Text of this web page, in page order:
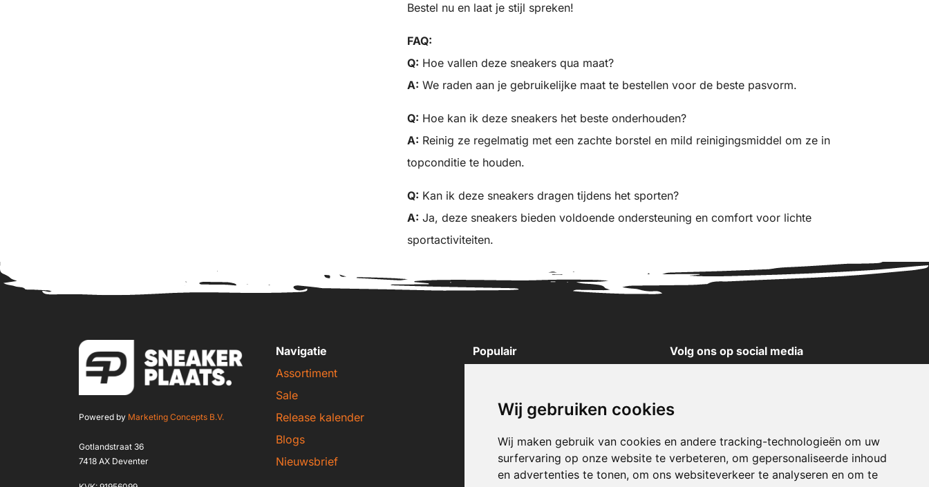
Wij gebruiken cookies
Wij maken gebruik van cookies en andere tracking-technologieën om uw
surfervaring op onze website te verbeteren, om gepersonaliseerde inhoud
en advertenties te tonen, om ons websiteverkeer te analyseren en om te
Bestel nu en laat je stijl spreken!
FAQ:
Q: Hoe vallen deze sneakers qua maat?
A: We raden aan je gebruikelijke maat te bestellen voor de beste pasvorm.
Q: Hoe kan ik deze sneakers het beste onderhouden?
A: Reinig ze regelmatig met een zachte borstel en mild reinigingsmiddel om ze in
topconditie te houden.
Q: Kan ik deze sneakers dragen tijdens het sporten?
A: Ja, deze sneakers bieden voldoende ondersteuning en comfort voor lichte
sportactiviteiten.
Powered by Marketing Concepts B.V.
Gotlandstraat 36
7418 AX Deventer
Navigatie
Assortiment
Sale
Release kalender
Blogs
Nieuwsbrief
Populair
New Balance sneakers
Puma sneakers
Converse sneakers
Volg ons op social media
X
Pinterest